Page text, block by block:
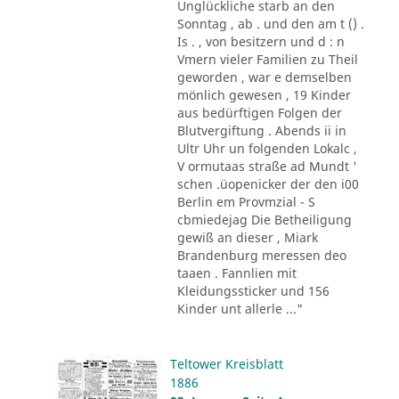
Unglückliche starb an den
Sonntag , ab . und den am t () .
Is . , von besitzern und d : n
Vmern vieler Familien zu Theil
geworden , war e demselben
mönlich gewesen , 19 Kinder
aus bedürftigen Folgen der
Blutvergiftung . Abends ii in
Ultr Uhr un folgenden Lokalc ,
V ormutaas straße ad Mundt '
schen .üopenicker der den i00
Berlin em Provmzial - S
cbmiedejag Die Betheiligung
gewiß an dieser , Miark
Brandenburg meressen deo
taaen . Fannlien mit
Kleidungssticker und 156
Kinder unt allerle ..."
Teltower Kreisblatt
1886